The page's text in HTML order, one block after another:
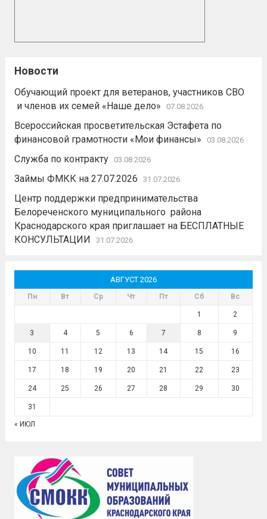
Новости
Обучающий проект для ветеранов, участников СВО
и членов их семей «Наше дело»
07.08.2026
Всероссийская просветительская Эстафета по
финансовой грамотности «Мои финансы»
03.08.2026
Служба по контракту 03.08.2026
Займы ФМКК на 27.07.2026 31.07.2026
Центр поддержки предпринимательства
Белореченского муниципального района
Краснодарского края приглашает на БЕСПЛАТНЫЕ
КОНСУЛЬТАЦИИ
31.07.2026
АВГУСТ 2026
Пн Вт Ср Чт Пт Сб Вс
1 2
3 4 5 6 7 8 9
10 11 12 13 14 15 16
17 18 19 20 21 22 23
24 25 26 27 28 29 30
31
« ИЮЛ